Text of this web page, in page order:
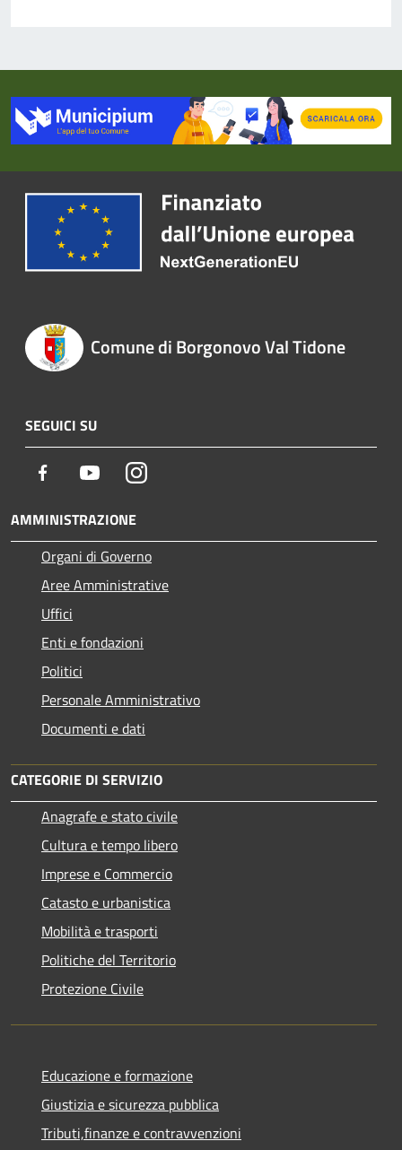
Comune di Borgonovo Val Tidone
SEGUICI SU
Facebook YoutubeInstagram
AMMINISTRAZIONE
Organi di Governo
Aree Amministrative
Uffici
Enti e fondazioni
Politici
Personale Amministrativo
Documenti e dati
CATEGORIE DI SERVIZIO
Anagrafe e stato civile
Cultura e tempo libero
Imprese e Commercio
Catasto e urbanistica
Mobilità e trasporti
Politiche del Territorio
Protezione Civile
Educazione e formazione
Giustizia e sicurezza pubblica
Tributi,finanze e contravvenzioni